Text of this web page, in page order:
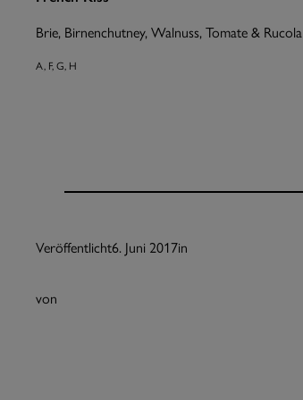
Brie, Birnenchutney, Walnuss, Tomate & Rucola
A, F, G, H
Veröffentlicht6. Juni 2017in
von